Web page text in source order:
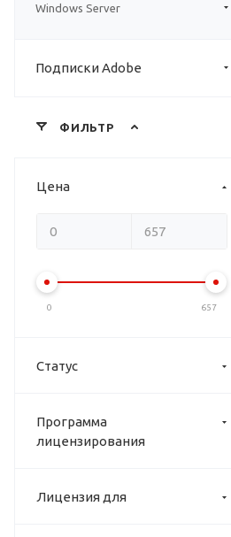
Windows Server
Подписки Adobe
ФИЛЬТР
Цена
0 657
Статус
Программа
лицензирования
Лицензия для